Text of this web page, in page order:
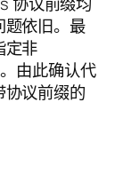
题依旧。最
定非
由此确认代
议前缀的